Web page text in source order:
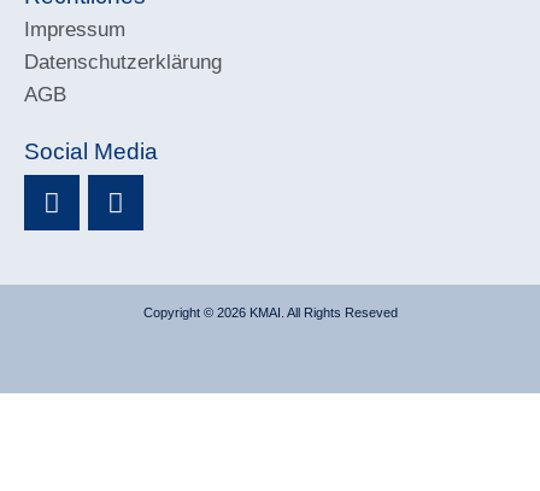
Impressum
Datenschutzerklärung
AGB
Social Media
Copyright © 2026 KMAI. All Rights Reseved